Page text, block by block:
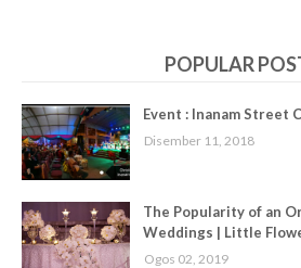
POPULAR
Event : Inanam Street
Disember 11, 2018
The Popularity of an
Weddings | Little
Ogos 02, 2019